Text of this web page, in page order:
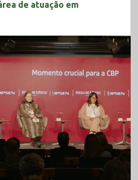
de atuação em